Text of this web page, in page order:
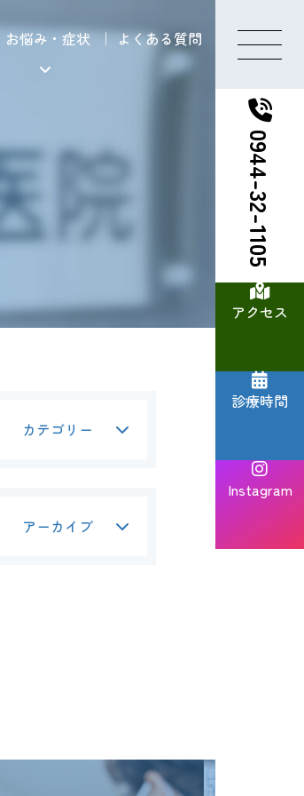
お悩み・症状 よくある質問
0944-32-1105
アクセス
診療時間
Instagram
カテゴリー
アーカイブ